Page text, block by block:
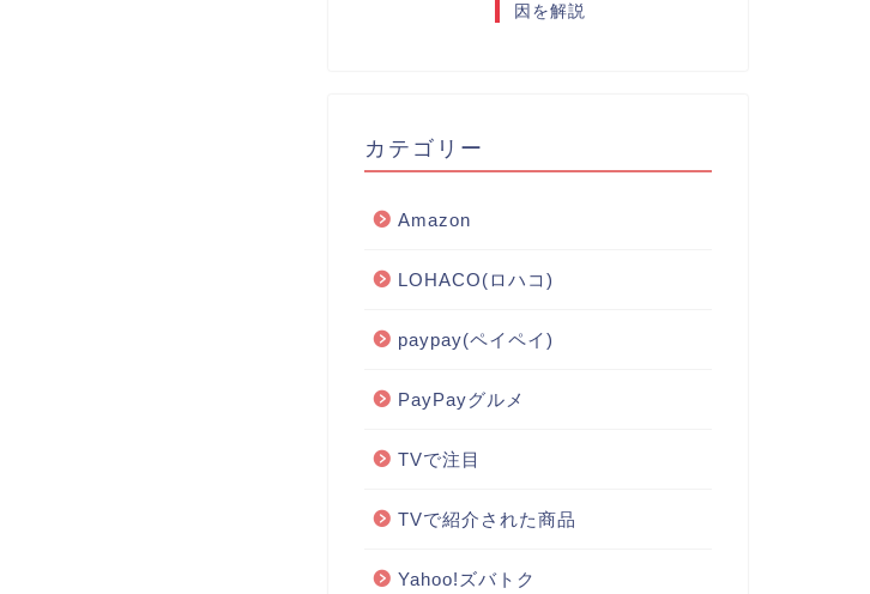
因を解説
カテゴリー
Amazon
LOHACO(ロハコ)
paypay(ペイペイ)
PayPayグルメ
TVで注目
TVで紹介された商品
Yahoo!ズバトク